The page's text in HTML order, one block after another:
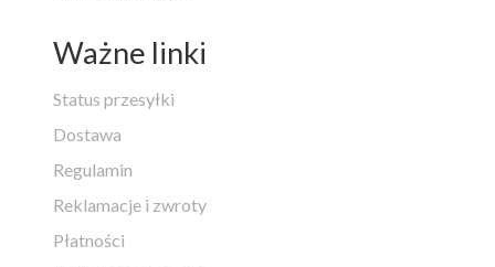
Ważne linki
Status przesyłki
Dostawa
Regulamin
Reklamacje i zwroty
Płatności